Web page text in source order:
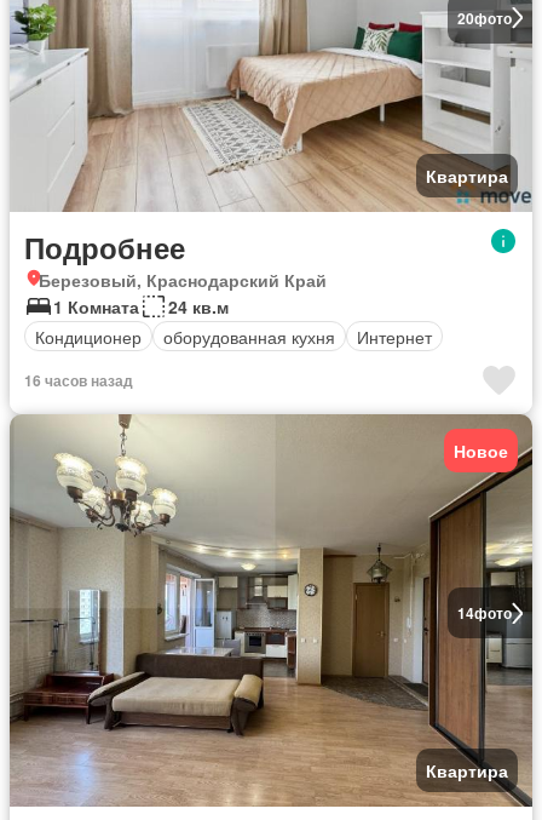
20фото
Квартира
Подробнее
Березовый, Краснодарский Край
1 Комната
24 кв.м
Кондиционер
оборудованная кухня Интернет
16 часов назад
14фото
Новое
Квартира